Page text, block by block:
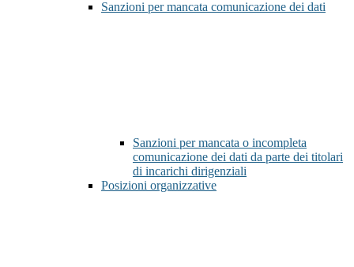
Sanzioni per mancata comunicazione dei dati
Sanzioni per mancata o incompleta
comunicazione dei dati da parte dei titolari
di incarichi dirigenziali
Posizioni organizzative